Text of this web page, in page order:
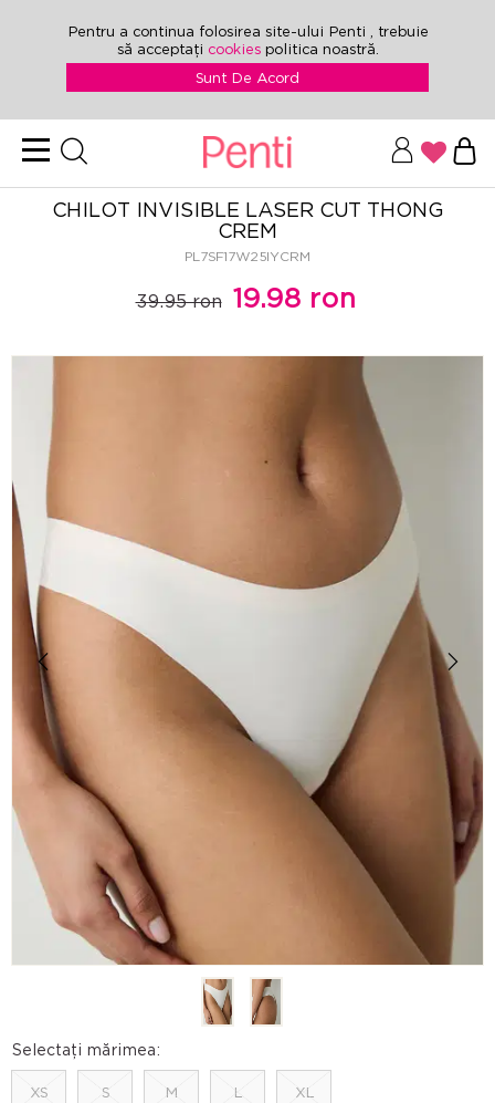
Pentru a continua folosirea site-ului Penti , trebuie
să acceptați cookies politica noastră.
Sunt De Acord
CHILOT INVISIBLE LASER CUT THONG
CREM
PL7SF17W25IYCRM
39.95 ron 19.98 ron
Selectați mărimea:
XS S M L XL